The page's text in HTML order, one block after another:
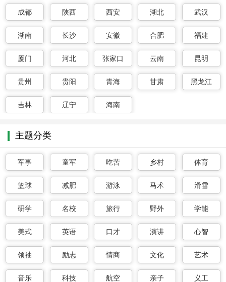
成都 陕西 西安 湖北 武汉
湖南 长沙 安徽 合肥 福建
厦门 河北 张家口 云南 昆明
贵州 贵阳 青海 甘肃 黑龙江
吉林 辽宁 海南
主题分类
军事 童军 吃苦 乡村 体育
篮球 减肥 游泳 马术 滑雪
研学 名校 旅行 野外 学能
美式 英语 口才 演讲 心智
领袖 励志 情商 文化 艺术
音乐 科技 航空 亲子 义工